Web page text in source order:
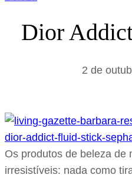
Dior
2 de
Os produtos de beleza de
irresistíveis: nada como